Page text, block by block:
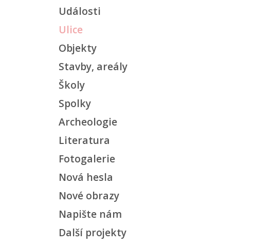
Události
Ulice
Objekty
Stavby, areály
Školy
Spolky
Archeologie
Literatura
Fotogalerie
Nová hesla
Nové obrazy
Napište nám
Další projekty